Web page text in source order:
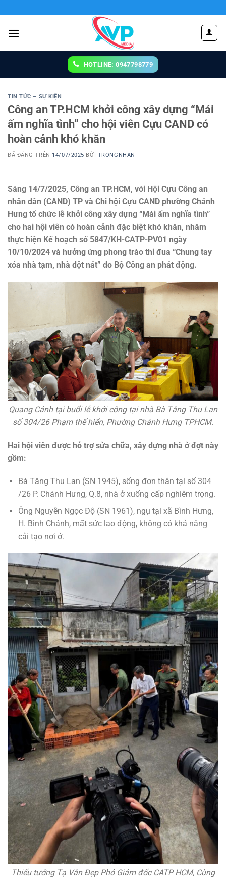
đến
nội
HOTLINE: 0947798779
TIN TỨC – SỰ KIỆN
Công an TP.HCM khởi công xây dựng “Mái
ấm nghĩa tình” cho hội viên Cựu CAND có
hoàn cảnh khó khăn
ĐÃ ĐĂNG TRÊN 14/07/2025 BỞI TRONGNHAN
Sáng 14/7/2025, Công an TP.HCM, với Hội Cựu Công an
nhân dân (CAND) TP và Chi hội Cựu CAND phường Chánh
Hưng tổ chức lễ khởi công xây dựng “Mái ấm nghĩa tình”
cho hai hội viên có hoàn cảnh đặc biệt khó khăn, nhằm
thực hiện Kế hoạch số 5847/KH-CATP-PV01 ngày
10/10/2024 và hưởng ứng phong trào thi đua “Chung tay
xóa nhà tạm, nhà dột nát” do Bộ Công an phát động.
Quang Cảnh tại buổi lễ khởi công tại nhà Bà Tăng Thu Lan
số 304/26 Phạm thế hiển, Phường Chánh Hưng TPHCM.
Hai hội viên được hỗ trợ sửa chữa, xây dựng nhà ở đợt này
gồm:
Bà Tăng Thu Lan (SN 1945), sống đơn thân tại số 304
/26 P. Chánh Hưng, Q.8, nhà ở xuống cấp nghiêm trọng.
Ông Nguyễn Ngọc Độ (SN 1961), ngụ tại xã Bình Hưng,
H. Bình Chánh, mất sức lao động, không có khả năng
cải tạo nơi ở.
Thiếu tướng Tạ Văn Đẹp Phó Giám đốc CATP HCM, Cùng